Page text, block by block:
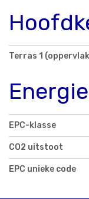
Terras 1
Energie
EPC-klasse
CO2 uitstoot
EPC unieke code